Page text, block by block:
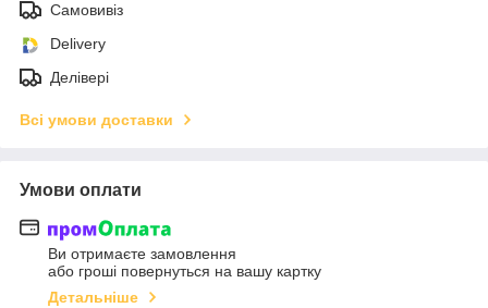
Самовивіз
Delivery
Делівері
Всі умови доставки
Умови оплати
Ви отримаєте замовлення
або гроші повернуться на вашу картку
Детальніше